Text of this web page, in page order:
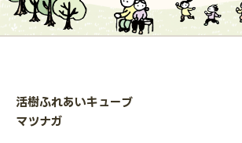
活樹ふれあいキューブ
マツナガ